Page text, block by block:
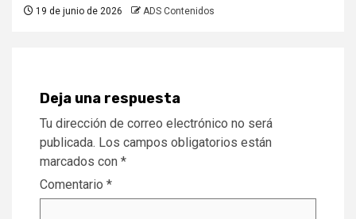
19 de junio de 2026 ADS Contenidos
Deja una respuesta
Tu dirección de correo electrónico no será
publicada. Los campos obligatorios están
marcados con *
Comentario *